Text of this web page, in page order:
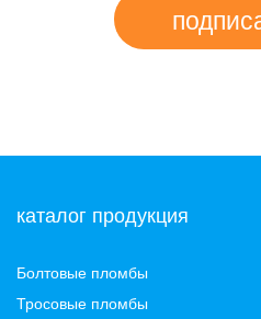
каталог продукция
Болтовые пломбы
Тросовые пломбы